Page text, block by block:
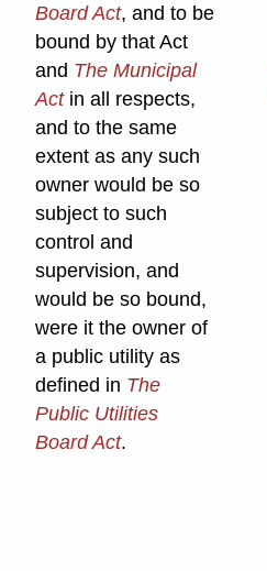
Board Act, and to be
bound by that Act
and The Municipal
Actin all respects,
and to the same
extent as any such
owner would be so
subject to such
control and
supervision, and
would be so bound,
were it the owner of
a public utility as
defined in The
Public Utilities
Board Act.